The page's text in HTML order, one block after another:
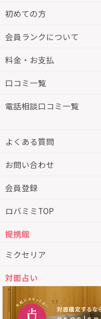
初めての方
会員ランクについて
料金・お支払
口コミ一覧
電話相談口コミ一覧
よくある質問
お問い合わせ
会員登録
ロバミミTOP
提携館
ミクセリア
対面占い